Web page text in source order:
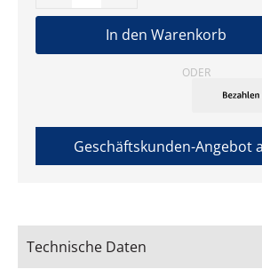
In den Warenkorb
ODER
Geschäftskunden-Angebot
Technische Daten